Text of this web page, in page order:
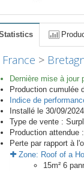
France >
Dernière mise à jour
Production cumulée
Indice de
Installé le 30/09/
Type de vente :
Production attendue :
Perte par rapport à
Zone: Roof of a
15m² 6